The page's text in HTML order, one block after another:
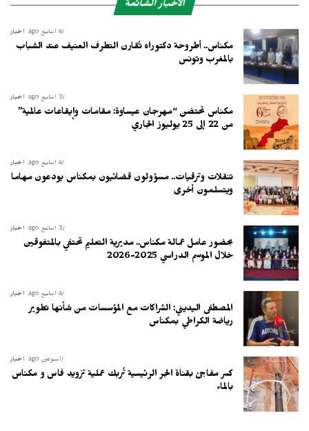
الأخبار الشائعة
أخبار 4 أسابيع ago
مكناس.. أطروحة دكتوراه تُقارن التطرف العنيف عند الشباب
بالمغرب وتونس
أخبار 3 أسابيع ago
مكناس تحتضن “مهرجان عيساوة: مقامات وإيقاعات عالمية”
من 22 إلى 25 يوليوز الجاري
أخبار 4 أسابيع ago
تنقلات وترقيات.. مسؤولون قضائيون بمكناس يودعون مهاما
ويتسلمون أخرى
أخبار 3 أسابيع ago
بحضور عامل عمالة مكناس.. مديرية التعليم تحتفي بالمتفوقين
خلال الموسم الدراسي 2025-2026
أخبار 4 أسابيع ago
المصطفى اليديني: الشراكات مع المؤسسات من شأنها تطوير
رياضة الكراطي بمكناس
أخبار أسبوعين ago
كسر مفاجئ بقناة الجر الرئيسية تُربك عملية تزويد فاس و مكناس
بالماء